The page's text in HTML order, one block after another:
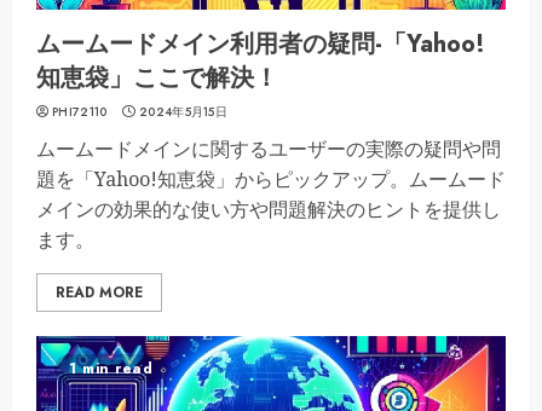
ムームードメイン利用者の疑問-「Yahoo!
知恵袋」ここで解決！
PHI72110 2024年5月15日
ムームードメインに関するユーザーの実際の疑問や問
題を「Yahoo!知恵袋」からピックアップ。ムームード
メインの効果的な使い方や問題解決のヒントを提供し
ます。
READ MORE
1 min read